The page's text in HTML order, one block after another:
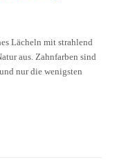
Lächeln mit strahlend
aus. Zahnfarben sind
nur die wenigsten